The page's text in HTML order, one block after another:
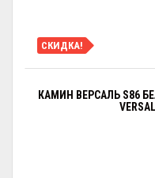
СКИДКА!
КАМИН ВЕРСАЛЬ S86